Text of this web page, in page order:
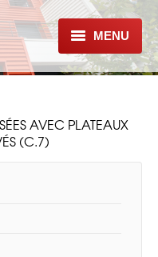
MENU
E-CAHIER 3747
AVEC PLATEAUX
(C.7)